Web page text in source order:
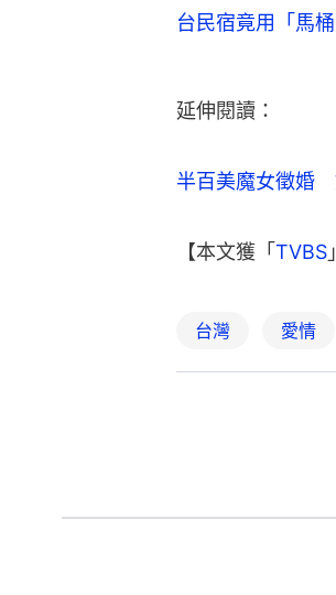
台民宿竟用「馬
延伸閱讀：
半百美魔女徵婚
【本文獲「TVBS
台灣 愛情